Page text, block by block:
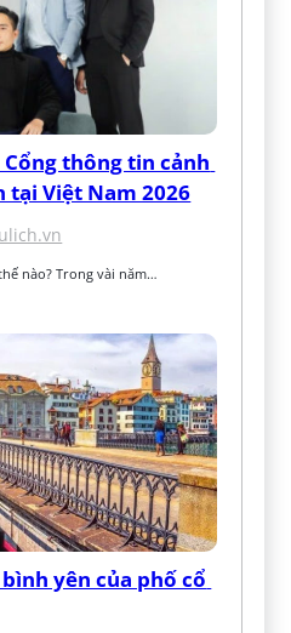
thông tin cảnh
tại Việt Nam 2026
nào? Trong vài năm…
yên của phố cổ